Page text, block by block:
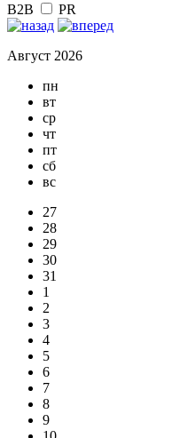
B2B PR
Август 2026
пн
вт
ср
чт
пт
сб
вс
27
28
29
30
31
1
2
3
4
5
6
7
8
9